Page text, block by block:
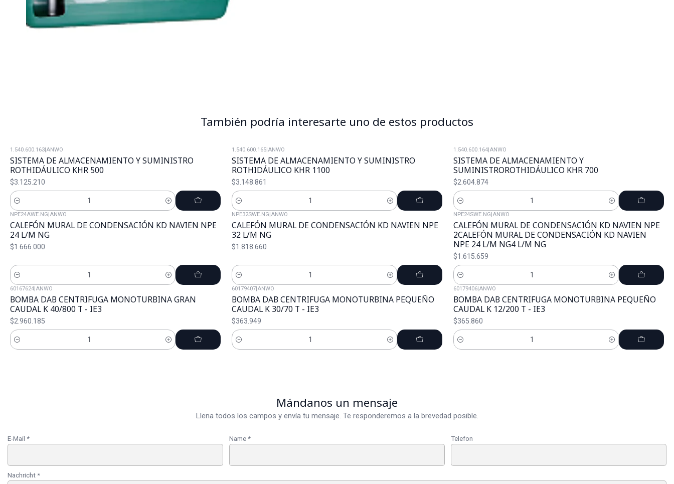
También podría interesarte uno de estos productos
1.540.600.163|ANWO
SISTEMA DE ALMACENAMIENTO Y SUMINISTRO
ROTHIDÁULICO KHR 500
$3.125.210
Cantidad
1.540.600.165|ANWO
SISTEMA DE ALMACENAMIENTO Y SUMINISTRO
ROTHIDÁULICO KHR 1100
$3.148.861
Cantidad
1.540.600.164|ANWO
SISTEMA DE ALMACENAMIENTO Y
SUMINISTROROTHIDÁULICO KHR 700
$2.604.874
Cantidad
NPE24AWE.NG|ANWO
CALEFÓN MURAL DE CONDENSACIÓN KD NAVIEN NPE
24 L/M NG
$1.666.000
Cantidad
NPE32SWE.NG|ANWO
CALEFÓN MURAL DE CONDENSACIÓN KD NAVIEN NPE
32 L/M NG
$1.818.660
Cantidad
NPE24SWE.NG|ANWO
CALEFÓN MURAL DE CONDENSACIÓN KD NAVIEN NPE
2 CALEFÓN MURAL DE CONDENSACIÓN KD NAVIEN
NPE 24 L/M NG4 L/M NG
$1.615.659
Cantidad
60167624|ANWO
BOMBA DAB CENTRIFUGA MONOTURBINA GRAN
CAUDAL K 40/800 T - IE3
$2.960.185
Cantidad
60179407|ANWO
BOMBA DAB CENTRIFUGA MONOTURBINA PEQUEÑO
CAUDAL K 30/70 T - IE3
$363.949
Cantidad
60179406|ANWO
BOMBA DAB CENTRIFUGA MONOTURBINA PEQUEÑO
CAUDAL K 12/200 T - IE3
$365.860
Cantidad
Mándanos un mensaje
Llena todos los campos y envía tu mensaje. Te responderemos a la brevedad posible.
E-Mail * Name * Telefon
Nachricht *